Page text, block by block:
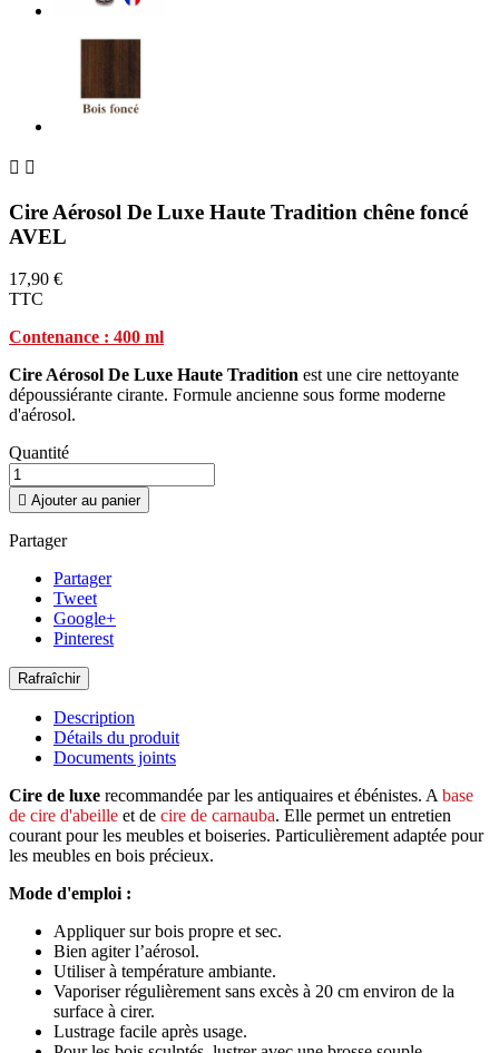
 
Cire Aérosol De Luxe Haute Tradition chêne foncé
AVEL
17,90 €
TTC
Contenance : 400 ml
Cire Aérosol De Luxe Haute Tradition est une cire nettoyante
dépoussiérante cirante. Formule ancienne sous forme moderne
d'aérosol.
Quantité
 Ajouter au panier
Partager
Partager
Tweet
Google+
Pinterest
Description
Détails du produit
Documents joints
Cire de luxe recommandée par les antiquaires et ébénistes. Abase
de cire d'abeille et de cire de carnauba. Elle permet un entretien
courant pour les meubles et boiseries. Particulièrement adaptée pour
les meubles en bois précieux.
Mode d'emploi :
Appliquer sur bois propre et sec.
Bien agiter l’aérosol.
Utiliser à température ambiante.
Vaporiser régulièrement sans excès à 20 cm environ de la
surface à cirer.
Lustrage facile après usage.